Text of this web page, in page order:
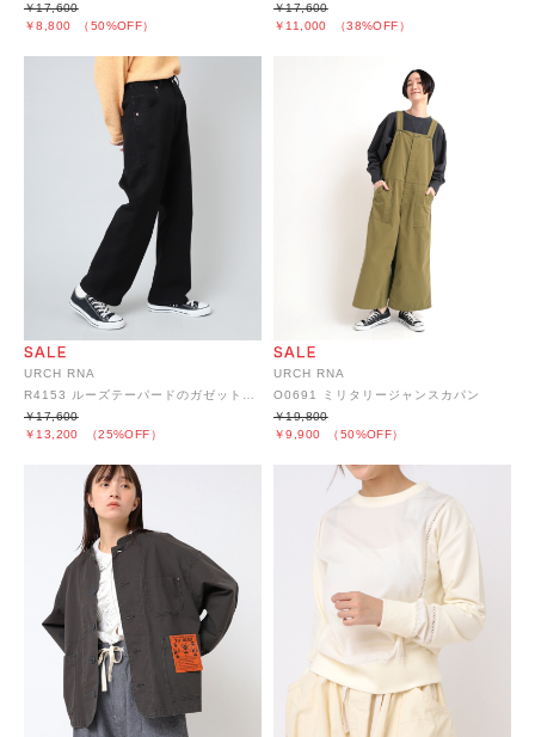
￥8,800 （50%OFF）
￥17,600
￥11,000 （38%OFF）
￥17,600
URCH RNA
R4153 ルーズテーパードのガゼットジーンズ
￥13,200 （25%OFF）
￥17,600
URCH RNA
O0691 ミリタリージャンスカパン
￥9,900 （50%OFF）
￥19,800